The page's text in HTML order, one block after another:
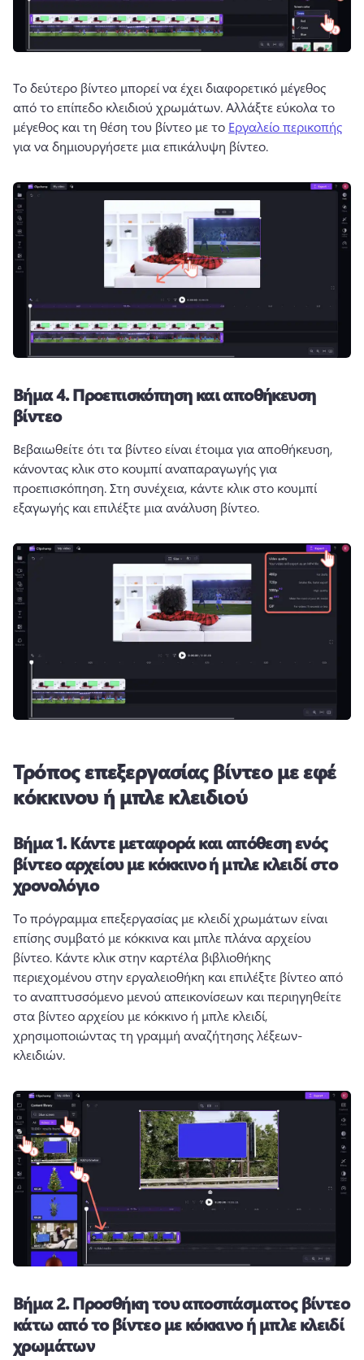
Το δεύτερο βίντεο μπορεί να έχει διαφορετικό μέγεθος
από το επίπεδο κλειδιού χρωμάτων. Αλλάξτε εύκολα το
μέγεθος και τη θέση του βίντεο με το Εργαλείο περικοπής
για να δημιουργήσετε μια επικάλυψη βίντεο.
Βήμα 4.Προεπισκόπηση και αποθήκευση
βίντεο
Βεβαιωθείτε ότι τα βίντεο είναι έτοιμα για αποθήκευση,
κάνοντας κλικ στο κουμπί αναπαραγωγής για
προεπισκόπηση. Στη συνέχεια, κάντε κλικ στο κουμπί
εξαγωγής και επιλέξτε μια ανάλυση βίντεο.
Τρόπος επεξεργασίας βίντεο με εφέ
κόκκινου ή μπλε κλειδιού
Βήμα 1.Κάντε μεταφορά και απόθεση ενός
βίντεο αρχείου με κόκκινο ή μπλε κλειδί στο
χρονολόγιο
Το πρόγραμμα επεξεργασίας με κλειδί χρωμάτων είναι
επίσης συμβατό με κόκκινα και μπλε πλάνα αρχείου
βίντεο. Κάντε κλικ στην καρτέλα βιβλιοθήκης
περιεχομένου στην εργαλειοθήκη και επιλέξτε βίντεο από
το αναπτυσσόμενο μενού απεικονίσεων και περιηγηθείτε
στα βίντεο αρχείου με κόκκινο ή μπλε κλειδί,
χρησιμοποιώντας τη γραμμή αναζήτησης λέξεων-
κλειδιών.
Βήμα 2.Προσθήκη του αποσπάσματος βίντεο
κάτω από το βίντεο με κόκκινο ή μπλε κλειδί
χρωμάτων